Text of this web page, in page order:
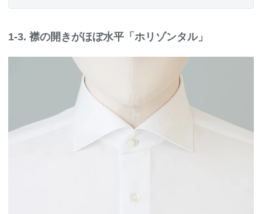
1-3. 襟の開きがほぼ水平「ホリゾンタル」